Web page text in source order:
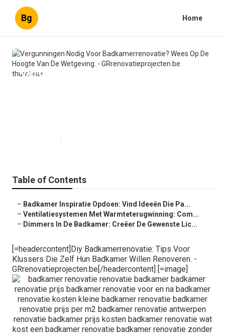
Bg Home
Vergunningen Nodig Voor
Table of Contents
– Badkamer Inspiratie Opdoen: Vind Ideeën Die Pa...
– Ventilatiesystemen Met Warmteterugwinning: Com...
– Dimmers In De Badkamer: Creëer De Gewenste Lic...
[=headercontent]Diy Badkamerrenovatie: Tips Voor
Klussers Die Zelf Hun Badkamer Willen Renoveren. -
GRrenovatieprojecten.be[/headercontent] [=image]